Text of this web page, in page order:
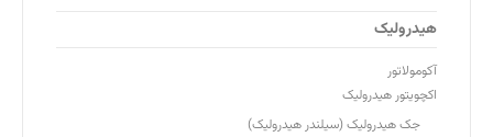
هیدرولیک
آکومولاتور
اکچویتور هیدرولیک
جک هیدرولیک (سیلندر هیدرولیک)